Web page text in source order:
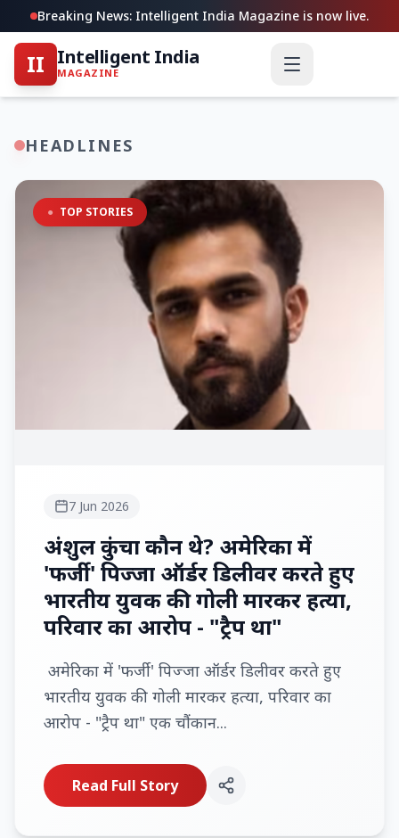
Breaking News: Intelligent India Magazine is now live.
II Intelligent India
MAGAZINE
HEADLINES
● TOP STORIES
7 Jun 2026
अंशुल कुंचा कौन थे? अमेरिका में
'फर्जी' पिज्जा ऑर्डर डिलीवर करते हुए
भारतीय युवक की गोली मारकर हत्या,
परिवार का आरोप - "ट्रैप था"
अमेरिका में 'फर्जी' पिज्जा ऑर्डर डिलीवर करते हुए
भारतीय युवक की गोली मारकर हत्या, परिवार का
आरोप - "ट्रैप था" एक चौंकान...
Read Full Story